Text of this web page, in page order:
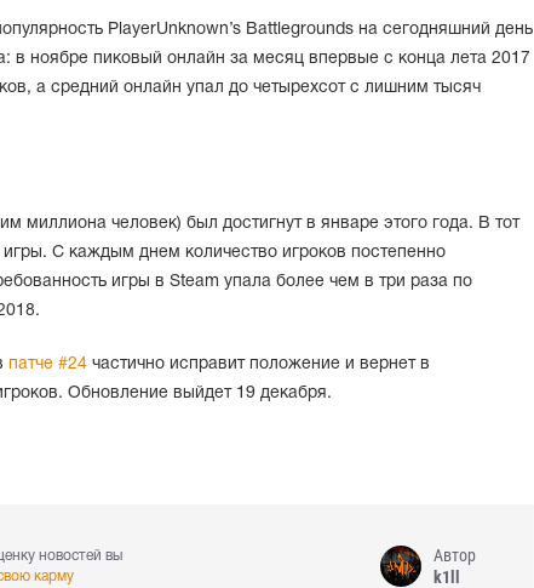
PlayerUnknown’s Battlegrounds на сегодняшний день
в ноябре пиковый онлайн за месяц впервые с конца лета 2017
а средний онлайн упал до четырехсот с лишним тысяч
миллиона человек) был достигнут в январе этого года. В тот
С каждым днем количество игроков постепенно
игры в Steam упала более чем в три раза по
патче #24частично исправит положение и вернет в
Обновление выйдет 19 декабря.
новостей вы
карму
Автор
k1ll